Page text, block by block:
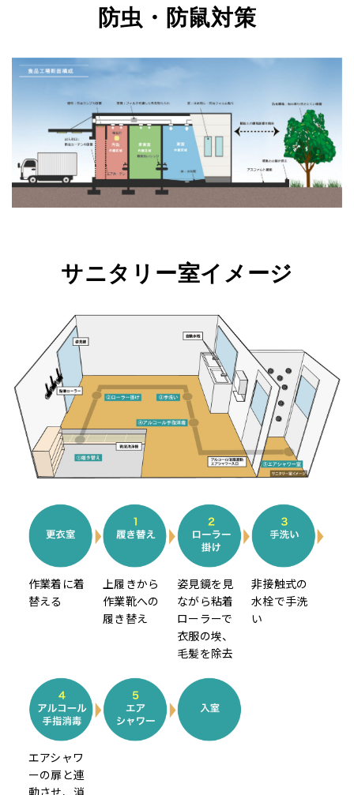
防虫・防鼠対策
サニタリー室イメージ
作業着に着
替える
上履きから
作業靴への
履き替え
姿見鏡を見
ながら粘着
ローラーで
衣服の埃、
毛髪を除去
非接触式の
水栓で手洗
い
エアシャワ
ーの扉と連